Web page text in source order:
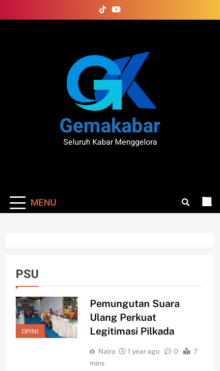
to
Gemakabar
Seluruh Kabar Menggelora
MENU
PSU
OPINI
Pemungutan Suara
Ulang Perkuat
Legitimasi Pilkada
Naira 1 year ago 0
7
mins